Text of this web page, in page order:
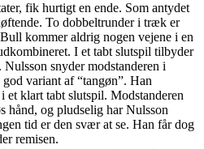
fik hurtigt en ende. Som antydet
To dobbeltrunder i træk er
kommer aldrig nogen vejene i en
I et tabt slutspil tilbyder
snyder modstanderen i
variant af “tangøn”. Han
et klart tabt slutspil. Modstanderen
hånd, og pludselig har Nulsson
tid er den svær at se. Han får dog
remisen.